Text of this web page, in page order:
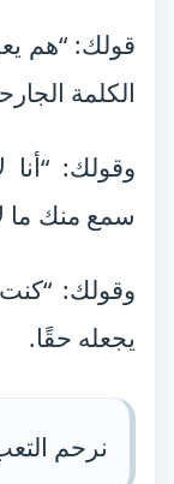
قولك: “هم
الكلمة
وقولك: “أنا
سمع منك ما
وقولك: “كنت
يجعله حقًا.
نرحم